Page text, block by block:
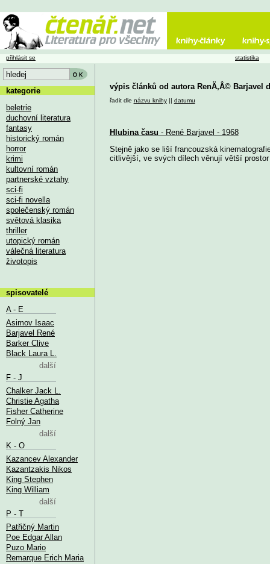
výpis článků od autora RenÄ‚Â© Barjavel
řadit dle názvu knihy|| datumu
Hlubina času - René Barjavel - 1968
Stejně jako se liší francouzská
citlivější, ve svých dílech věnují větší
přihlásit se statistika
kategorie
beletrie
duchovní literatura
fantasy
historický román
horror
krimi
kultovní román
partnerské vztahy
sci-fi
sci-fi novella
společenský román
světová klasika
thriller
utopický román
válečná literatura
životopis
spisovatelé
A - E
Asimov Isaac
Barjavel René
Barker Clive
Black Laura L.
další
F - J
Chalker Jack L.
Christie Agatha
Fisher Catherine
Folný Jan
další
K - O
Kazancev Alexander
Kazantzakis Nikos
King Stephen
King William
další
P - T
Patřičný Martin
Poe Edgar Allan
Puzo Mario
Remarque Erich Maria